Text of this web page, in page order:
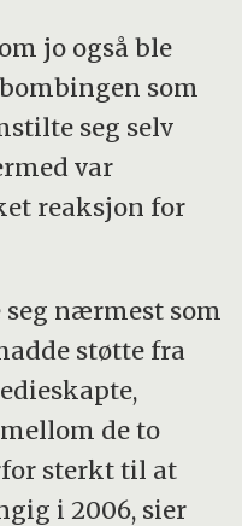
jo også ble
som
seg selv
var
reaksjon for
nærmest som
støtte fra
de to
sterkt til at
i 2006, sier